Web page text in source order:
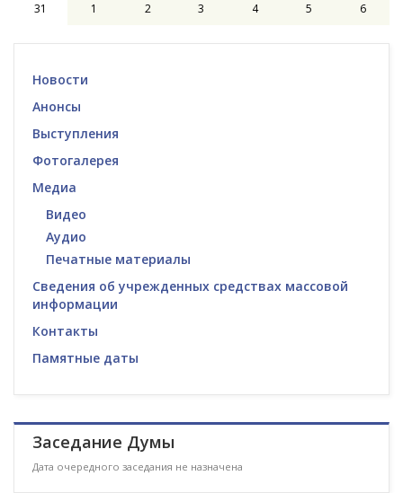
31 1 2 3 4 5 6
Новости
Анонсы
Выступления
Фотогалерея
Медиа
Видео
Аудио
Печатные материалы
Сведения об учрежденных средствах массовой
информации
Контакты
Памятные даты
Заседание Думы
Дата очередного заседания не назначена